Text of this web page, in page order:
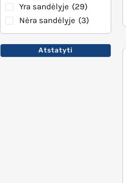
Yra sandėlyje (29)
Nėra sandėlyje (3)
Atstatyti